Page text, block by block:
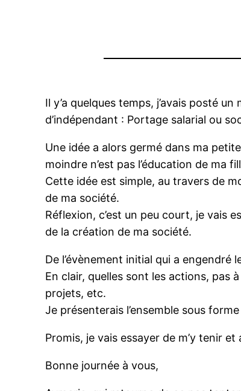
Il y’a quelques temps, j’avais posté
d’indépendant : Portage salarial ou
Une idée a alors germé dans ma
moindre n’est pas l’éducation de ma
Cette idée est simple, au travers de
de ma société.
Réflexion, c’est un peu court, je vais
de la création de ma société.
De l’évènement initial qui a engendré
En clair, quelles sont les actions, pas
projets, etc.
Je présenterais l’ensemble sous
Promis, je vais essayer de m’y tenir
Bonne journée à vous,